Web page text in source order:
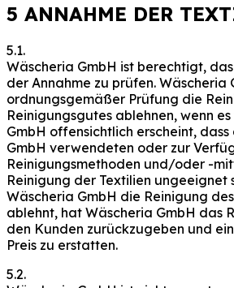
5 ANNAHME DER
5.1.
Wäscheria GmbH ist berechtigt,
der Annahme zu prüfen. Wäscheria
ordnungsgemäßer Prüfung die
Reinigungsgutes ablehnen, wenn
GmbH offensichtlich erscheint,
GmbH verwendeten oder zur
Reinigungsmethoden und/oder -
Reinigung der Textilien ungeeignet
Wäscheria GmbH die Reinigung
ablehnt, hat Wäscheria GmbH das
den Kunden zurückzugeben und
Preis zu erstatten.
5.2.